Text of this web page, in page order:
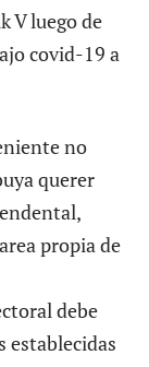
no
querer
propia de
debe
establecidas